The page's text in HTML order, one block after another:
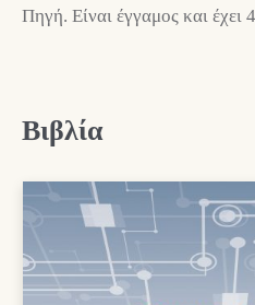
Πηγή. Είναι έγγαμος και έχει
Βιβλία